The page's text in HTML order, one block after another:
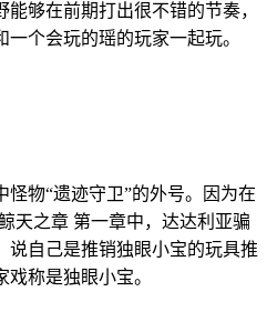
够在前期打出很不错的节奏，
个会玩的瑶的玩家一起玩。​
物“遗迹守卫”的外号。因为在
天之章 第一章中，达达利亚骗
说自己是推销独眼小宝的玩具推
称是独眼小宝。​